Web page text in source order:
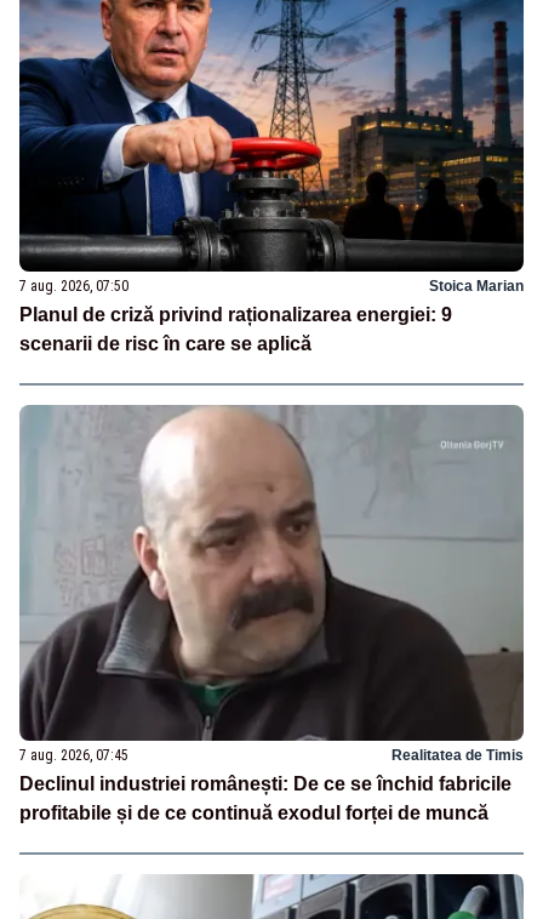
7 aug. 2026, 07:50 Stoica Marian
Planul de criză privind raționalizarea energiei: 9
scenarii de risc în care se aplică
7 aug. 2026, 07:45 Realitatea de Timis
Declinul industriei românești: De ce se închid fabricile
profitabile și de ce continuă exodul forței de muncă